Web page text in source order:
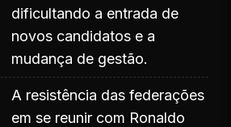
dificultando a entrada de
novos candidatos e a
mudança de gestão.
A resistência das federações
em se reunir com Ronaldo